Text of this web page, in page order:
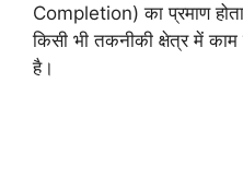
Completion) का प्रमाण
किसी भी तकनीकी क्षेत्र में
है।